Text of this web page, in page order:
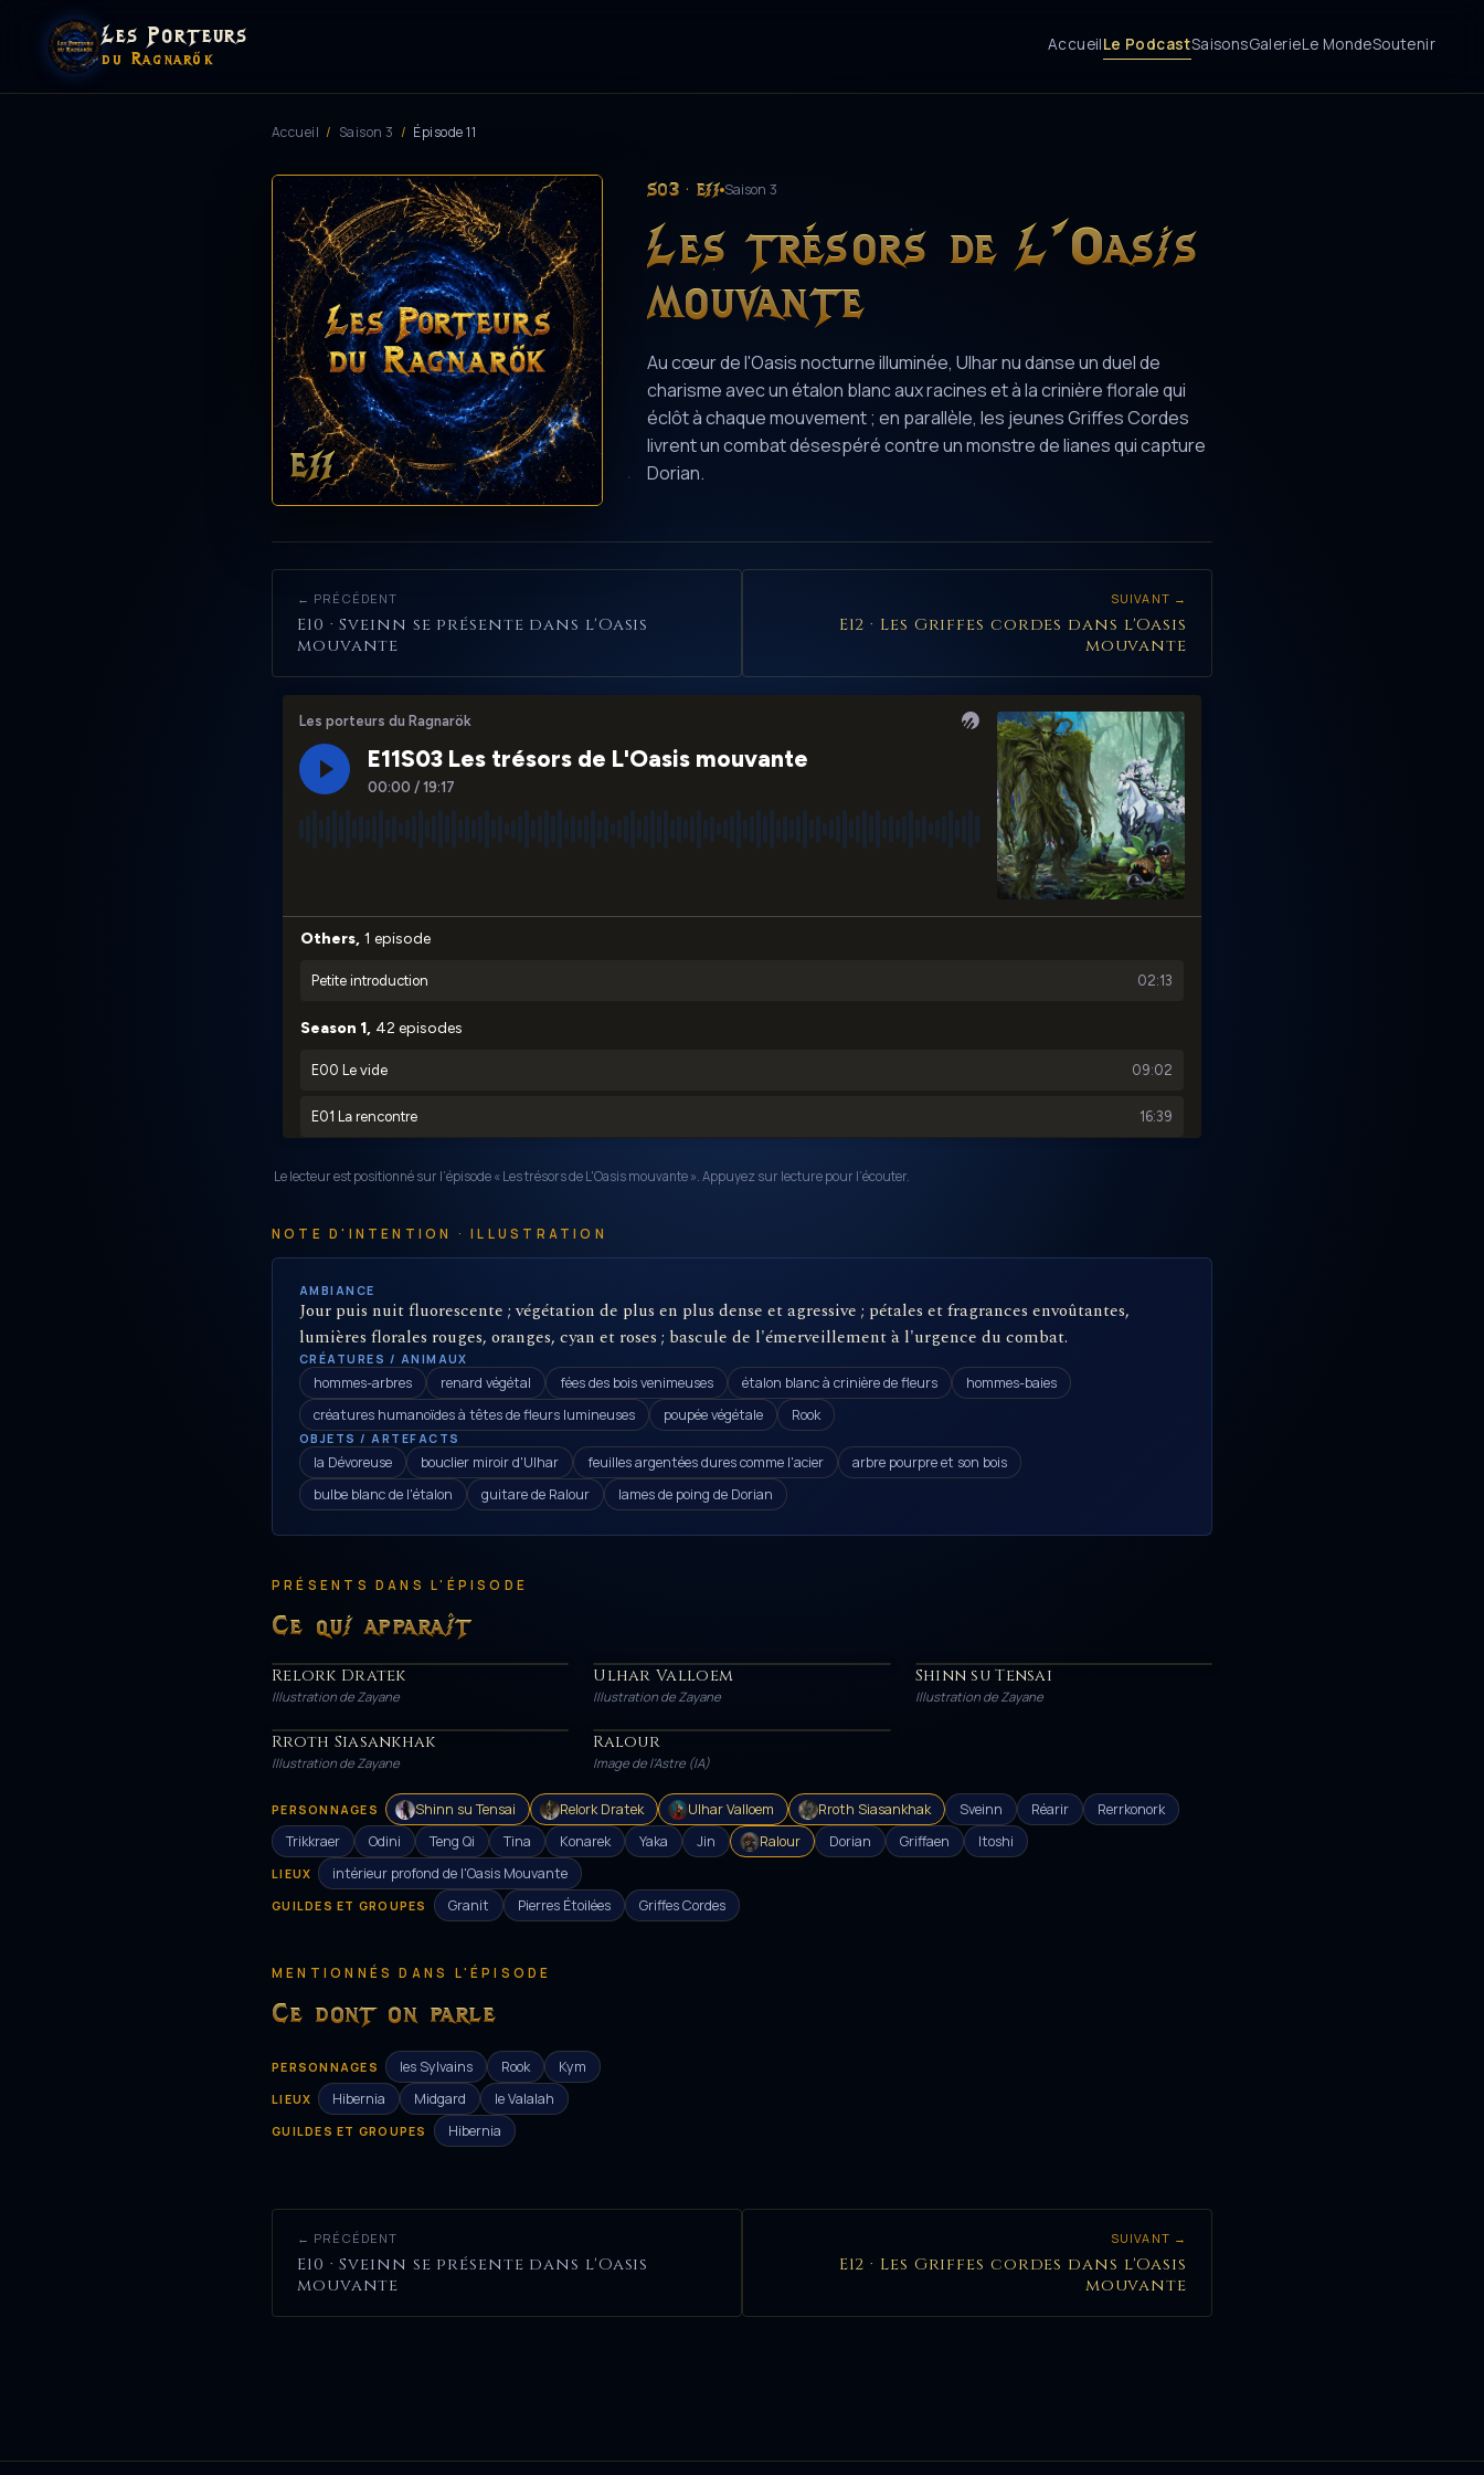
Les Porteurs
du Ragnarök
AccueilLe PodcastSaisonsGalerieLe MondeSoutenir
Accueil / Saison 3 / Épisode 11
E11
S03 · E11 Saison 3
Les trésors de L'Oasis
mouvante
Au cœur de l'Oasis nocturne illuminée, Ulhar nu danse un duel de
charisme avec un étalon blanc aux racines et à la crinière florale qui
éclôt à chaque mouvement ; en parallèle, les jeunes Griffes Cordes
livrent un combat désespéré contre un monstre de lianes qui capture
Dorian.
← PRÉCÉDENT
E10 · Sveinn se présente dans l'Oasis
mouvante
SUIVANT →
E12 · Les Griffes cordes dans l'Oasis
mouvante
Le lecteur est positionné sur l’épisode « Les trésors de L'Oasis mouvante ». Appuyez sur lecture pour l’écouter.
NOTE D'INTENTION · ILLUSTRATION
AMBIANCE
Jour puis nuit fluorescente ; végétation de plus en plus dense et agressive ; pétales et fragrances envoûtantes,
lumières florales rouges, oranges, cyan et roses ; bascule de l'émerveillement à l'urgence du combat.
CRÉATURES / ANIMAUX
hommes-arbres renard végétal fées des bois venimeuses étalon blanc à crinière de fleurs
hommes-baies
créatures humanoïdes à têtes de fleurs lumineuses
poupée végétale Rook
OBJETS / ARTEFACTS
la Dévoreuse bouclier miroir d'Ulhar feuilles argentées dures comme l'acier
arbre pourpre et son bois
bulbe blanc de l'étalon
guitare de Ralour lames de poing de Dorian
PRÉSENTS DANS L'ÉPISODE
Ce qui apparaît
HÉROS
Relork Dratek
Illustration de Zayane
HÉROS
Ulhar Valloem
Illustration de Zayane
HÉROS
Shinn su Tensai
Illustration de Zayane
HÉROS
Rroth Siasankhak
Illustration de Zayane
PERSONNAGE
Ralour
Image de l'Astre (IA)
PERSONNAGES Shinn su Tensai Relork Dratek Ulhar Valloem Rroth Siasankhak Sveinn Réarir
Rerrkonork
Trikkraer
Odini Teng Qi Tina Konarek Yaka Jin Ralour Dorian Griffaen Itoshi
LIEUX intérieur profond de l'Oasis Mouvante
GUILDES ET GROUPES Granit Pierres Étoilées Griffes Cordes
MENTIONNÉS DANS L'ÉPISODE
Ce dont on parle
PERSONNAGES les Sylvains Rook Kym
LIEUX Hibernia Midgard le Valalah
GUILDES ET GROUPES Hibernia
← PRÉCÉDENT
E10 · Sveinn se présente dans l'Oasis
mouvante
SUIVANT →
E12 · Les Griffes cordes dans l'Oasis
mouvante